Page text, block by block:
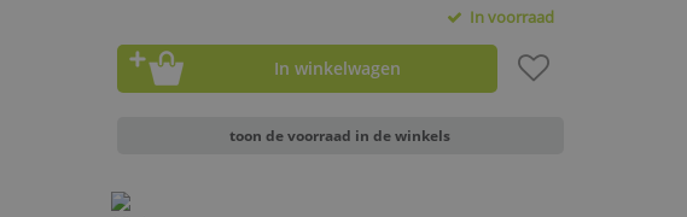
In voorraad
In winkelwagen
toon de voorraad in de winkels